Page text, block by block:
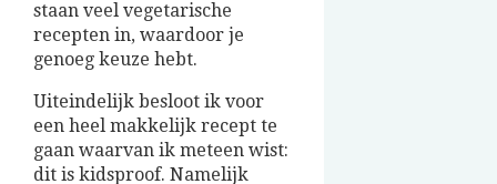
staan veel vegetarische
recepten in, waardoor je
genoeg keuze hebt.
Uiteindelijk besloot ik voor
een heel makkelijk recept te
gaan waarvan ik meteen wist:
dit is kidsproof. Namelijk